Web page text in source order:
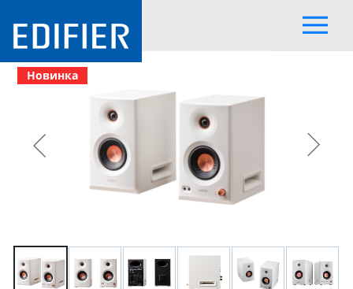
Новинка